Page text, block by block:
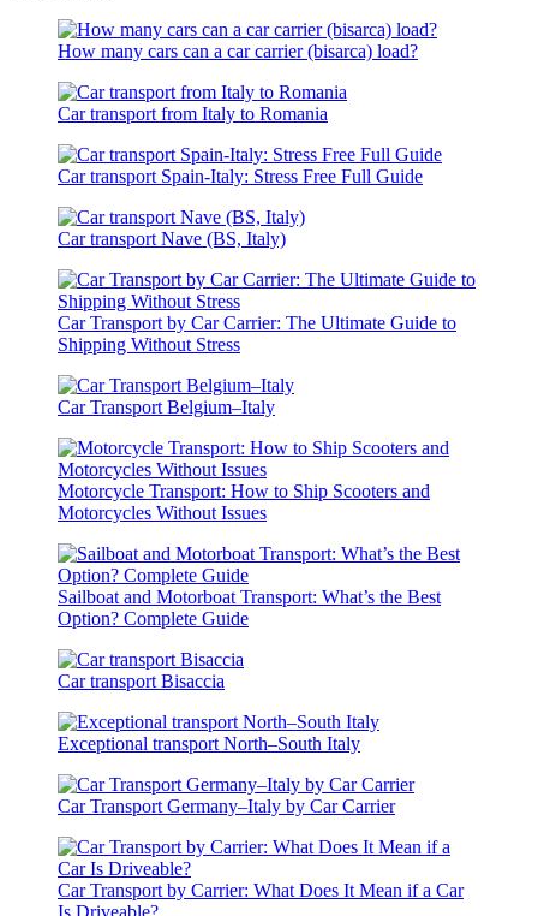
How many cars can a car carrier (bisarca) load?
Car transport from Italy to Romania
Car transport Spain-Italy: Stress Free Full Guide
Car transport Nave (BS, Italy)
Car Transport by Car Carrier: The Ultimate Guide to
Shipping Without Stress
Car Transport Belgium–Italy
Motorcycle Transport: How to Ship Scooters and
Motorcycles Without Issues
Sailboat and Motorboat Transport: What’s the Best
Option? Complete Guide
Car transport Bisaccia
Exceptional transport North–South Italy
Car Transport Germany–Italy by Car Carrier
Car Transport by Carrier: What Does It Mean if a Car
Is Driveable?